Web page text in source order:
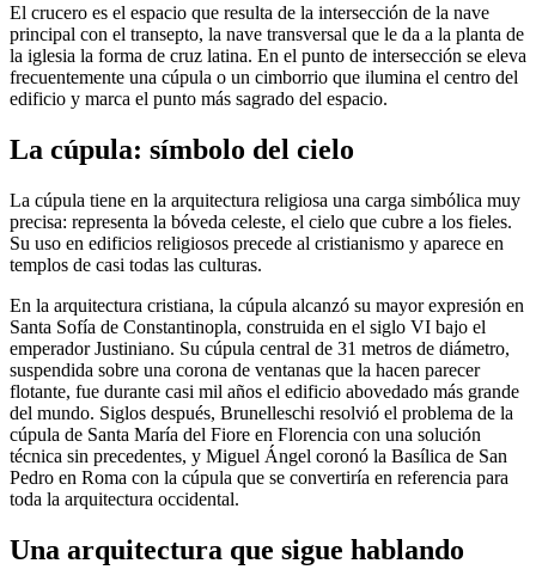
El crucero es el espacio que resulta de la intersección de la nave
principal con el transepto, la nave transversal que le da a la planta de
la iglesia la forma de cruz latina. En el punto de intersección se eleva
frecuentemente una cúpula o un cimborrio que ilumina el centro del
edificio y marca el punto más sagrado del espacio.
La cúpula: símbolo del cielo
La cúpula tiene en la arquitectura religiosa una carga simbólica muy
precisa: representa la bóveda celeste, el cielo que cubre a los fieles.
Su uso en edificios religiosos precede al cristianismo y aparece en
templos de casi todas las culturas.
En la arquitectura cristiana, la cúpula alcanzó su mayor expresión en
Santa Sofía de Constantinopla, construida en el siglo VI bajo el
emperador Justiniano. Su cúpula central de 31 metros de diámetro,
suspendida sobre una corona de ventanas que la hacen parecer
flotante, fue durante casi mil años el edificio abovedado más grande
del mundo. Siglos después, Brunelleschi resolvió el problema de la
cúpula de Santa María del Fiore en Florencia con una solución
técnica sin precedentes, y Miguel Ángel coronó la Basílica de San
Pedro en Roma con la cúpula que se convertiría en referencia para
toda la arquitectura occidental.
Una arquitectura que sigue hablando